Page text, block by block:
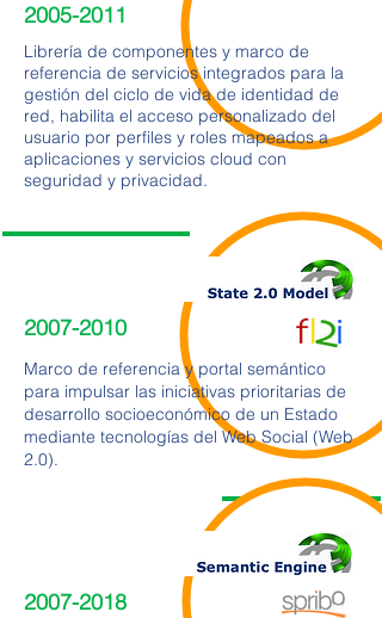
2005-2011
Librería de componentes y marco de
referencia de servicios integrados para la
gestión del ciclo de vida de identidad de
red, habilita el acceso personalizado del
usuario por perfiles y roles mapeados a
aplicaciones y servicios cloud con
seguridad y privacidad.
2007-2010
Marco de referencia y portal semántico
para impulsar las iniciativas prioritarias de
desarrollo socioeconómico de un Estado
mediante tecnologías del Web Social (Web
2.0).
2007-2018